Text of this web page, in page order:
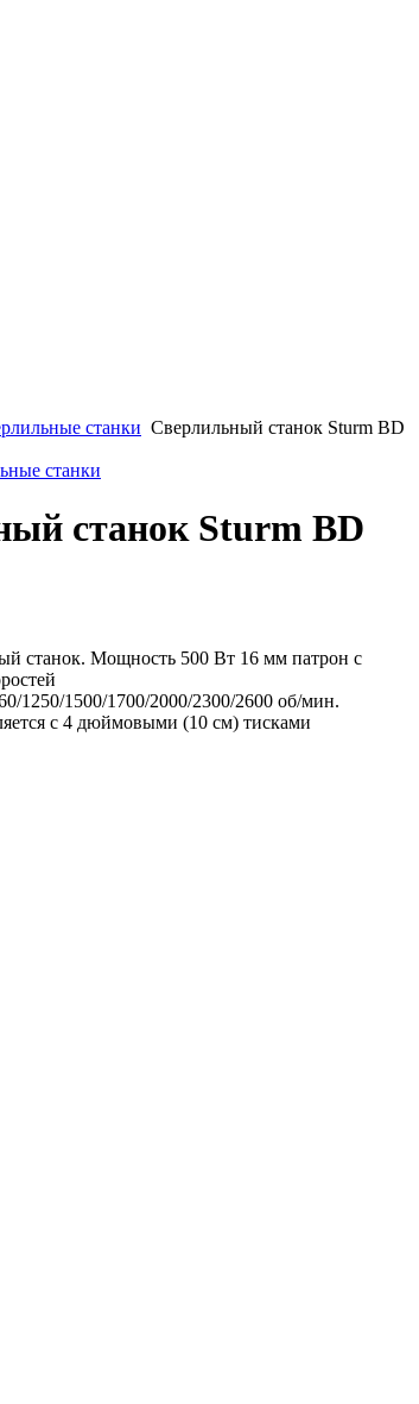
станки Сверлильный станок Sturm ВD
станки
станок Sturm ВD
станок. Мощность 500 Вт 16 мм патрон с
1250/1500/1700/2000/2300/2600 об/мин.
с 4 дюймовыми (10 см) тисками